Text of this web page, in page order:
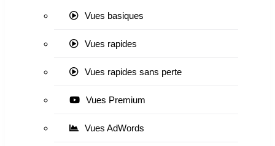
Vues basiques
Vues rapides
Vues rapides sans perte
Vues Premium
Vues AdWords